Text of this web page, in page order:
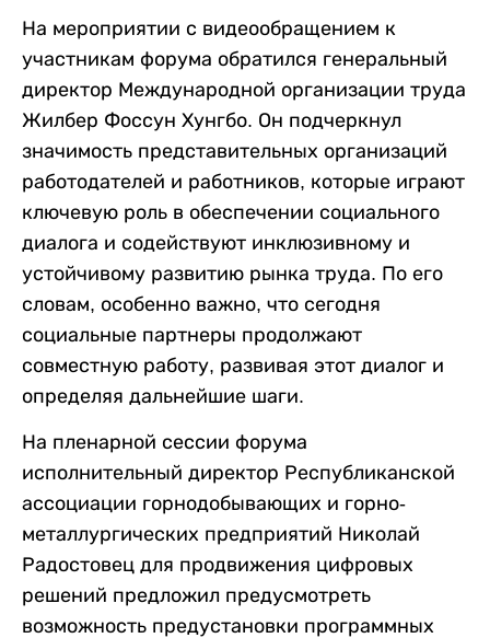
На мероприятии с видеообращением к
участникам форума обратился генеральный
директор Международной организации труда
Жилбер Фоссун Хунгбо. Он подчеркнул
значимость представительных организаций
работодателей и работников, которые играют
ключевую роль в обеспечении социального
диалога и содействуют инклюзивному и
устойчивому развитию рынка труда. По его
словам, особенно важно, что сегодня
социальные партнеры продолжают
совместную работу, развивая этот диалог и
определяя дальнейшие шаги.
На пленарной сессии форума
исполнительный директор Республиканской
ассоциации горнодобывающих и горно-
металлургических предприятий Николай
Радостовец для продвижения цифровых
решений предложил предусмотреть
возможность предустановки программных